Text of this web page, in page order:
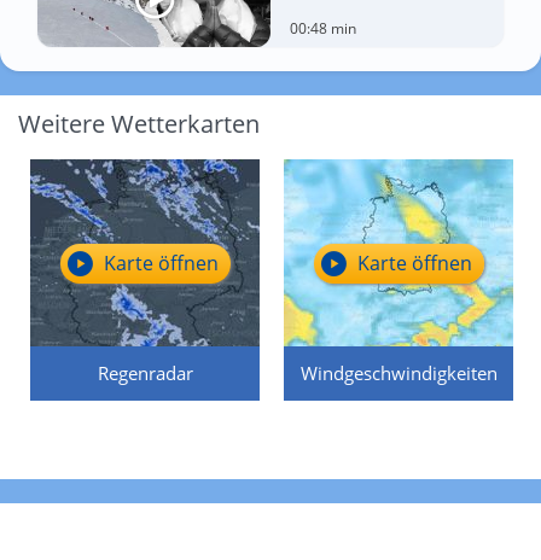
00:48 min
Weitere Wetterkarten
Regenradar
Karte öffnen
Windgeschwindigkeiten
Karte öffnen